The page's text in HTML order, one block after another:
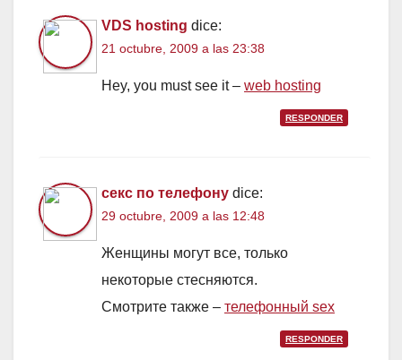
VDS hosting dice:
21 octubre, 2009 a las 23:38
Hey, you must see it – web hosting
RESPONDER
секс по телефону dice:
29 octubre, 2009 a las 12:48
Женщины могут все, только
некотоpые стесняются.
Смотрите также – телефонный sex
RESPONDER